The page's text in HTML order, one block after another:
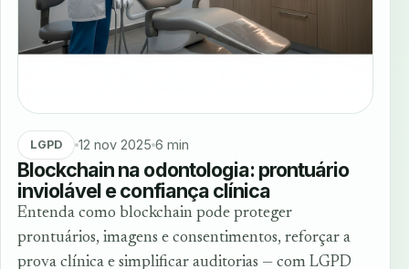
LGPD 12 nov 2025 6 min
Blockchain na odontologia: prontuário
inviolável e confiança clínica
Entenda como blockchain pode proteger
prontuários, imagens e consentimentos, reforçar a
prova clínica e simplificar auditorias — com LGPD